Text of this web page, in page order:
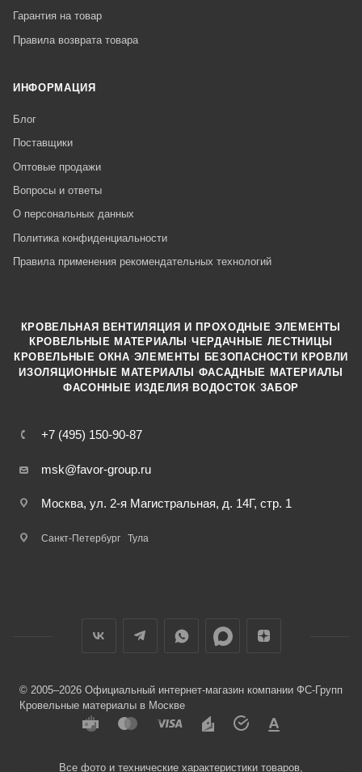
Гарантия на товар
Правила возврата товара
ИНФОРМАЦИЯ
Блог
Поставщики
Оптовые продажи
Вопросы и ответы
О персональных данных
Политика конфиденциальности
Правила применения рекомендательных технологий
+7 (495) 150-90-87
msk@favor-group.ru
Москва, ул. 2-я Магистральная, д. 14Г, стр. 1
Санкт-Петербург Тула
КРОВЕЛЬНАЯ ВЕНТИЛЯЦИЯ И ПРОХОДНЫЕ ЭЛЕМЕНТЫ
КРОВЕЛЬНЫЕ МАТЕРИАЛЫ ·ЧЕРДАЧНЫЕ ЛЕСТНИЦЫ
КРОВЕЛЬНЫЕ ОКНА ·ЭЛЕМЕНТЫ БЕЗОПАСНОСТИ КРОВЛИ
ИЗОЛЯЦИОННЫЕ МАТЕРИАЛЫ ·ФАСАДНЫЕ МАТЕРИАЛЫ
ФАСОННЫЕ ИЗДЕЛИЯ ·ВОДОСТОК ·ЗАБОР
© 2005–2026 Официальный интернет-магазин компании ФС-Групп
Кровельные материалы в Москве
Все фото и технические характеристики товаров,